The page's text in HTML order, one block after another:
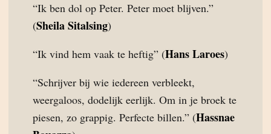
“Ik ben dol op Peter. Peter moet blijven.”
(Sheila Sitalsing)
“Ik vind hem vaak te heftig” (Hans Laroes)
“Schrijver bij wie iedereen verbleekt,
weergaloos, dodelijk eerlijk. Om in je broek te
piesen, zo grappig. Perfecte billen.” (Hassnae